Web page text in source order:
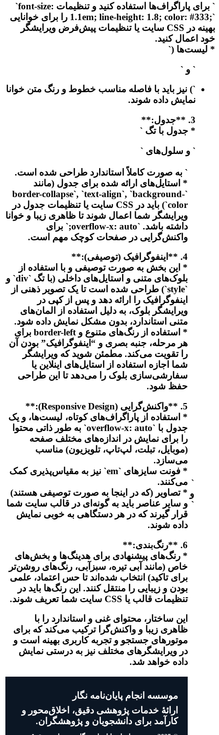
` برای پاراگراف‌ها استفاده کنید و تنظیمات `font-size:
1.1em; line-height: 1.8; color: #333;` را برای خوانایی
بهینه در CSS سایت یا تنظیمات پیش‌فرض ویرایشگر
خود اعمال کنید.
* لیست‌ها (`
` و `
`) نیز باید با فاصله مناسب خطوط و رنگ متن خوانا
نمایش داده شوند.
3. **جدول:**
* جدول با تگ `
` و سلول‌های `
`
و
`
` به صورت کاملاً استاندارد طراحی شده است.
* استایل‌های ارائه شده برای جدول (مانند
`border-collapse`, `text-align`, `background-
color`) باید در CSS سایت یا تنظیمات جدول در
ویرایشگر شما اعمال شوند تا ظاهری زیبا و خوانا
داشته باشد. `overflow-x: auto;` برای
واکنش‌گرایی در صفحات کوچک مهم است.
4. **اینفوگرافیک (توصیفی):**
* این بخش به صورت توصیفی و با استفاده از
بلوک‌های متنی و استایل‌های داخلی (با تگ `div` و
`style`) طراحی شده است تا یک تصویر ذهنی از
اینفوگرافیک را ارائه دهد و پس از کپی در
ویرایشگر بلوک، به دلیل استفاده از المان‌های
متنی استاندارد، بدون مشکل نمایش داده شود.
* استفاده از رنگ‌های متنوع و border-left برای
هر مرحله، جنبه بصری و “اینفوگرافیک” بودن آن
را تقویت می‌کند. مطمئن شوید که ویرایشگر
شما اجازه استفاده از استایل‌های اینلاین یا
سفارشی‌سازی بلوک را می‌دهد تا این طراحی
حفظ شود.
5. **واکنش‌گرایی (Responsive Design):**
* استفاده از پاراگراف‌های کوتاه، لیست‌ها، و یک
جدول با `overflow-x: auto` به طور ذاتی محتوا
را برای نمایش در اندازه‌های مختلف صفحه
(موبایل، تبلت، لپ‌تاپ، تلویزیون) مناسب
می‌سازد.
* فونت سایزهای `em` نیز به مقیاس‌پذیری کمک
می‌کنند.
* تصاویر (که در اینجا به صورت توصیفی هستند)
و سایر عناصر باید به گونه‌ای در قالب سایت شما
قرار گیرند که در هر دستگاهی به خوبی نمایش
داده شوند.
6. **رنگ‌بندی:**
* رنگ‌های پیشنهادی برای هدینگ‌ها و بخش‌های
خاص (مانند آبی تیره، سبزآبی، رنگ‌های روشن‌تر
برای تاکید) انتخاب شده‌اند تا حس اعتماد، علمی
بودن و زیبایی را منتقل کنند. این رنگ‌ها باید در
تنظیمات قالب یا CSS سایت شما تعریف شوند.
این ساختار، محتوای غنی و استاندارد را با
ظاهری زیبا و واکنش‌گرا ترکیب می‌کند که برای
موتورهای جستجو و تجربه کاربری بهینه است و
در ویرایشگرهای مختلف نیز به درستی نمایش
داده خواهد شد.
موسسه انجام پایان‌نامه نگار
ارائهٔ خدمات پژوهشی دقیق، اخلاق‌محور و
کارآمد برای دانشجویان و پژوهشگران.